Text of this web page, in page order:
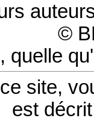
©
quelle
site,
est